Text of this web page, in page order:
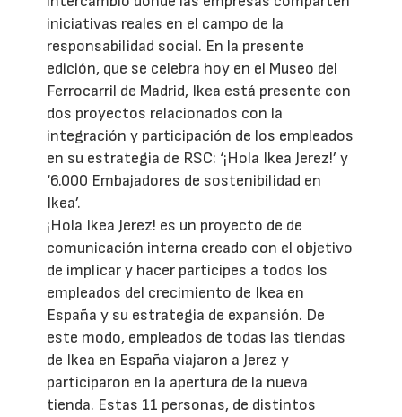
iniciativas reales en el campo de la
responsabilidad social. En la presente
edición, que se celebra hoy en el Museo del
Ferrocarril de Madrid, Ikea está presente con
dos proyectos relacionados con la
integración y participación de los empleados
en su estrategia de RSC: ‘¡Hola Ikea Jerez!’ y
‘6.000 Embajadores de sostenibilidad en
Ikea’.
¡Hola Ikea Jerez! es un proyecto de de
comunicación interna creado con el objetivo
de implicar y hacer partícipes a todos los
empleados del crecimiento de Ikea en
España y su estrategia de expansión. De
este modo, empleados de todas las tiendas
de Ikea en España viajaron a Jerez y
participaron en la apertura de la nueva
tienda. Estas 11 personas, de distintos